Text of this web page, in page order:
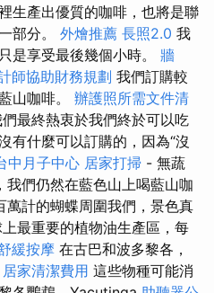
生產出優質的咖啡，也將是聯
部分。 外燴推薦 長照2.0 我
是享受最後幾個小時。 牆
師協助財務規劃 我們訂購較
山咖啡。 辦護照所需文件清
最終熱衷於我們終於可以吃
有什麼可以訂購的，因為“沒
中月子中心 居家打掃 - 無蔬
我們仍然在藍色山上喝藍山咖
計的蝴蝶周圍我們，景色真
最重要的植物油生產區，每
緩按摩 在古巴和波多黎各，
居家清潔費用 這些物種可能消